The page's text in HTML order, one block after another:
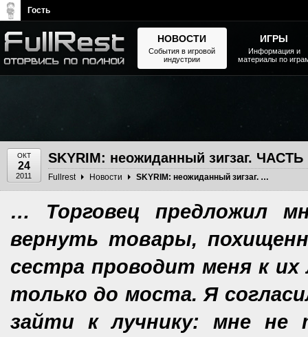
ОКТ
24
2011
SKYRIM: неожиданный зигзаг. ЧАСТЬ
Fullrest Новости SKYRIM: неожиданный зигзаг. ЧАСТЬ II
… Торговец предложил
вернуть товары,
сестра проводит меня к
только до моста. Я
зайти к лучнику: мне не
НОВОСТИ
События в игровой
индустрии
ИГРЫ
Информация и
материалы по
Гость